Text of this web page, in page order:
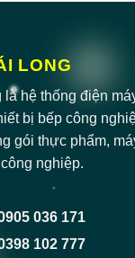
LONG
hệ thống điện
bị bếp công
gói thực phẩm,
nghiệp.
036 171
102 777